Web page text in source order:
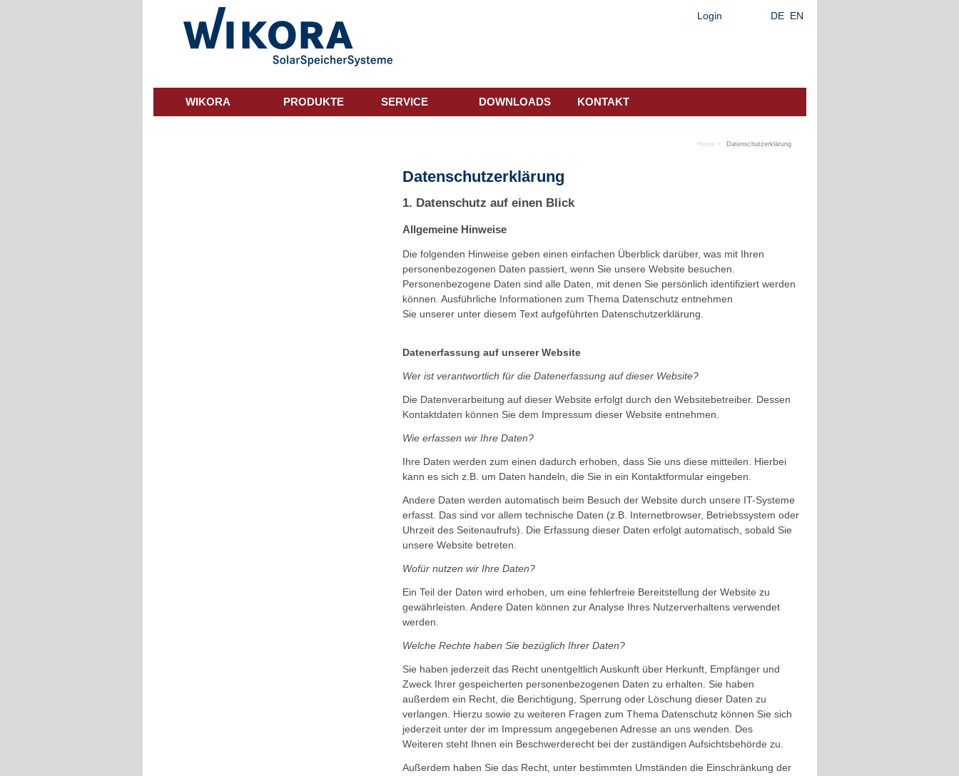
DE EN
Login
WIKORA PRODUKTE SERVICE DOWNLOADS KONTAKT
Home Datenschutzerklärung
Datenschutz­erklärung
1. Datenschutz auf einen Blick
Allgemeine Hinweise
Die folgenden Hinweise geben einen einfachen Überblick darüber, was mit Ihren
personenbezogenen Daten passiert, wenn Sie unsere Website besuchen.
Personenbezogene Daten sind alle Daten, mit denen Sie persönlich identifiziert werden
können. Ausführliche Informationen zum Thema Datenschutz entnehmen
Sie unserer unter diesem Text aufgeführten Datenschutzerklärung.
Datenerfassung auf unserer Website
Wer ist verantwortlich für die Datenerfassung auf dieser Website?
Die Datenverarbeitung auf dieser Website erfolgt durch den Websitebetreiber. Dessen
Kontaktdaten können Sie dem Impressum dieser Website entnehmen.
Wie erfassen wir Ihre Daten?
Ihre Daten werden zum einen dadurch erhoben, dass Sie uns diese mitteilen. Hierbei
kann es sich z.B. um Daten handeln, die Sie in ein Kontaktformular eingeben.
Andere Daten werden automatisch beim Besuch der Website durch unsere IT-Systeme
erfasst. Das sind vor allem technische Daten (z.B. Internetbrowser, Betriebssystem oder
Uhrzeit des Seitenaufrufs). Die Erfassung dieser Daten erfolgt automatisch, sobald Sie
unsere Website betreten.
Wofür nutzen wir Ihre Daten?
Ein Teil der Daten wird erhoben, um eine fehlerfreie Bereitstellung der Website zu
gewährleisten. Andere Daten können zur Analyse Ihres Nutzerverhaltens verwendet
werden.
Welche Rechte haben Sie bezüglich Ihrer Daten?
Sie haben jederzeit das Recht unentgeltlich Auskunft über Herkunft, Empfänger und
Zweck Ihrer gespeicherten personenbezogenen Daten zu erhalten. Sie haben
außerdem ein Recht, die Berichtigung, Sperrung oder Löschung dieser Daten zu
verlangen. Hierzu sowie zu weiteren Fragen zum Thema Datenschutz können Sie sich
jederzeit unter der im Impressum angegebenen Adresse an uns wenden. Des
Weiteren steht Ihnen ein Beschwerderecht bei der zuständigen Aufsichtsbehörde zu.
Außerdem haben Sie das Recht, unter bestimmten Umständen die Einschränkung der